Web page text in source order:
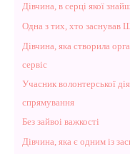
Дівчина, в серці якої
Одна з тих, хто заснував
Дівчина, яка створила
сервіс
Учасник волонтерської
спрямування
Без зайвоі важкості
Дівчина, яка є одним із